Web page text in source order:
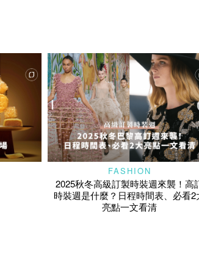
FASHION
2025秋冬高級訂製時裝週來襲！高
時裝週是什麼？日程時間表、必看2
亮點一文看清